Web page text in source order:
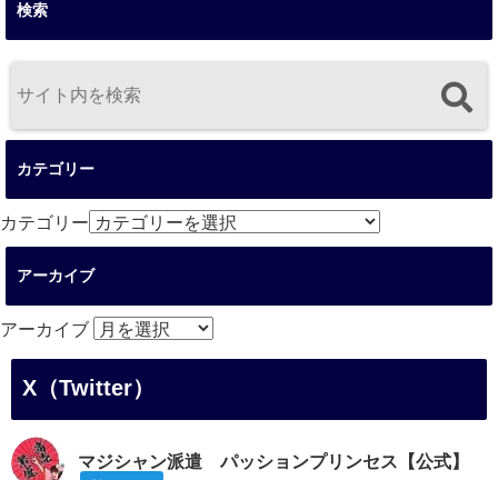
検索
カテゴリー
カテゴリー
アーカイブ
アーカイブ
X（Twitter）
マジシャン派遣 パッションプリンセス【公式】